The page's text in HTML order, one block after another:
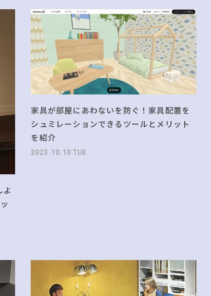
家具が部屋にあわないを防ぐ！家具配置を
シュミレーションできるツールとメリット
を紹介
2023.10.10 TUE